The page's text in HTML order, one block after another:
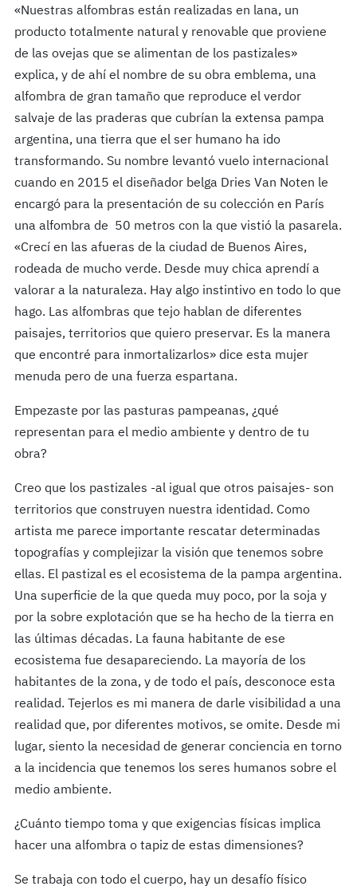
«Nuestras alfombras están realizadas en lana, un
producto totalmente natural y renovable que proviene
de las ovejas que se alimentan de los pastizales»
explica, y de ahí el nombre de su obra emblema, una
alfombra de gran tamaño que reproduce el verdor
salvaje de las praderas que cubrían la extensa pampa
argentina, una tierra que el ser humano ha ido
transformando. Su nombre levantó vuelo internacional
cuando en 2015 el diseñador belga Dries Van Noten le
encargó para la presentación de su colección en Parí­s
una alfombra de 50 metros con la que vistió la pasarela.
«Crecí en las afueras de la ciudad de Buenos Aires,
rodeada de mucho verde. Desde muy chica aprendí­ a
valorar a la naturaleza. Hay algo instintivo en todo lo que
hago. Las alfombras que tejo hablan de diferentes
paisajes, territorios que quiero preservar. Es la manera
que encontré para inmortalizarlos» dice esta mujer
menuda pero de una fuerza espartana.
Empezaste por las pasturas pampeanas, ¿qué
representan para el medio ambiente y dentro de tu
obra?
Creo que los pastizales -al igual que otros paisajes- son
territorios que construyen nuestra identidad. Como
artista me parece importante rescatar determinadas
topografías y complejizar la visión que tenemos sobre
ellas. El pastizal es el ecosistema de la pampa argentina.
Una superficie de la que queda muy poco, por la soja y
por la sobre explotación que se ha hecho de la tierra en
las últimas décadas. La fauna habitante de ese
ecosistema fue desapareciendo. La mayoría de los
habitantes de la zona, y de todo el paí­s, desconoce esta
realidad. Tejerlos es mi manera de darle visibilidad a una
realidad que, por diferentes motivos, se omite. Desde mi
lugar, siento la necesidad de generar conciencia en torno
a la incidencia que tenemos los seres humanos sobre el
medio ambiente.
¿Cuánto tiempo toma y que exigencias fí­sicas implica
hacer una alfombra o tapiz de estas dimensiones?
Se trabaja con todo el cuerpo, hay un desafí­o fí­sico